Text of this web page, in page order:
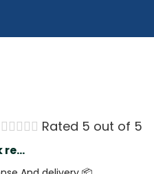
 Rated 5 out of 5
re...